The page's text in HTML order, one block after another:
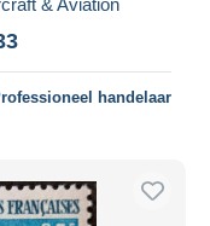
handelaar